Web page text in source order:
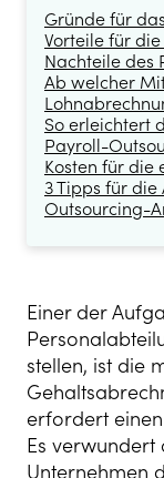
Gründe für
Vorteile für
Nachteile des
Ab welcher
So erleichtert
Payroll-
Kosten für die
3 Tipps für
Outsourcing-
Einer der
stellen, ist die
erfordert
Es verwundert
Unternehmen